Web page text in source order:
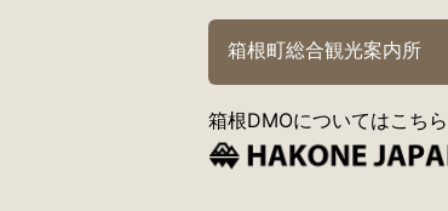
箱根町総合観光案内所
箱根DMOについてはこちら